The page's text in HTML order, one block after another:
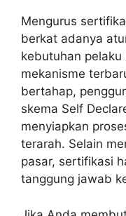
Mengurus
berkat adanya
kebutuhan pelaku
mekanisme
bertahap,
skema Self
menyiapkan
terarah. Selain
pasar, sertifikasi
tanggung jawab